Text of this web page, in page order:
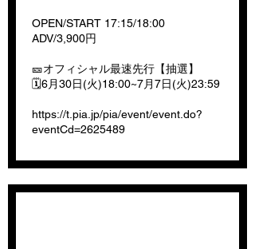
OPEN/START 17:15/18:00
ADV/3,900円
🎫オフィシャル最速先行【抽選】
🗓️6月30日(火)18:00~7月7日(火)23:59
https://t.pia.jp/pia/event/event.do?
eventCd=2625489